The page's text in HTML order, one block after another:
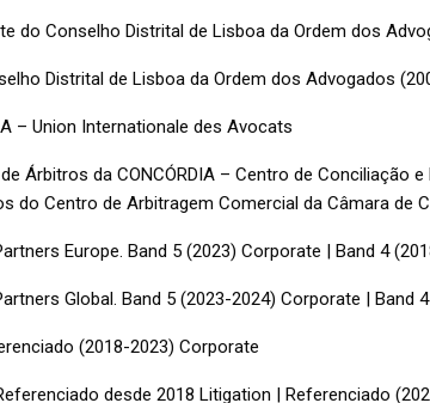
do Conselho Distrital de Lisboa da Ordem dos
Distrital de Lisboa da Ordem dos Advogados
– Union Internationale des Avocats
Árbitros da CONCÓRDIA – Centro de Conciliação
do Centro de Arbitragem Comercial da Câmara de
Europe. Band 5 (2023) Corporate | Band 4
Global. Band 5 (2023-2024) Corporate | Band
(2018-2023) Corporate
desde 2018 Litigation | Referenciado